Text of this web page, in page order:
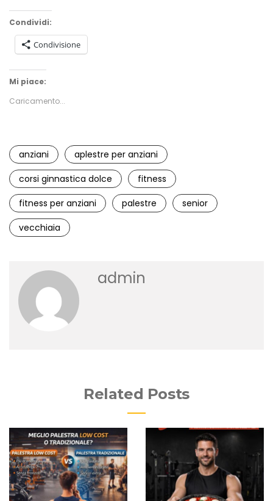
Condividi:
Condivisione
Mi piace:
Caricamento...
anziani
aplestre per anziani
corsi ginnastica dolce
fitness
fitness per anziani
palestre
senior
vecchiaia
admin
Related Posts